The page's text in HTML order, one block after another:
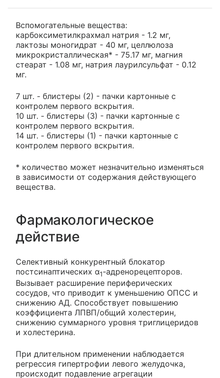
Вспомогательные вещества:
карбоксиметилкрахмал натрия - 1.2 мг,
лактозы моногидрат - 40 мг, целлюлоза
микрокристаллическая* - 75.17 мг, магния
стеарат - 1.08 мг, натрия лаурилсульфат - 0.12
мг.
7 шт. - блистеры (2) - пачки картонные с
контролем первого вскрытия.
10 шт. - блистеры (3) - пачки картонные с
контролем первого вскрытия.
14 шт. - блистеры (1) - пачки картонные с
контролем первого вскрытия.
* количество может незначительно изменяться
в зависимости от содержания действующего
вещества.
Фармакологическое
действие
Селективный конкурентный блокатор
постсинаптических α1-адренорецепторов.
Вызывает расширение периферических
сосудов, что приводит к уменьшению ОПСС и
снижению АД. Способствует повышению
коэффициента ЛПВП/общий холестерин,
снижению суммарного уровня триглицеридов
и холестерина.
При длительном применении наблюдается
регрессия гипертрофии левого желудочка,
происходит подавление агрегации